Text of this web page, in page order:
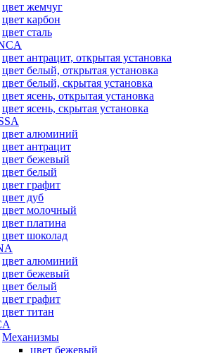
цвет жемчуг
цвет карбон
цвет сталь
цвет антрацит, открытая установка
цвет белый, открытая установка
цвет белый, скрытая установка
цвет ясень, открытая установка
цвет ясень, скрытая установка
цвет алюминий
цвет антрацит
цвет бежевый
цвет белый
цвет графит
цвет дуб
цвет молочный
цвет платина
цвет шоколад
цвет алюминий
цвет бежевый
цвет белый
цвет графит
цвет титан
Механизмы
цвет бежевый